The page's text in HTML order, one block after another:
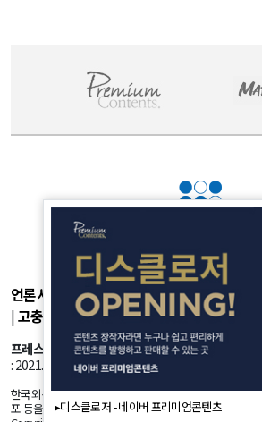
▸디스클로저 - 네이버 프리미엄콘텐츠
언론사소개 |개인정보취급방침|광고후원
|고충처리 |청소년보호정책
프레스룸
: 서울시 강서구 공항대로 45길 25 등록
: 2021.10.18 발행인: 정유란 편집인: 신한진
한국외신뉴스의 모든 콘텐츠(기사)는 저작권법의 보호를
포 등을 금합니다.